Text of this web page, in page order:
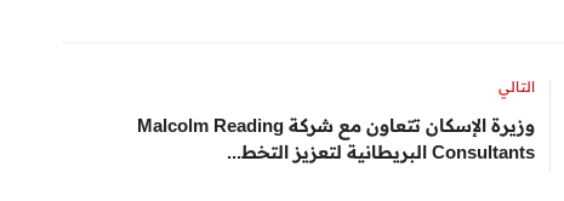
التالي
وزيرة الإسكان تتعاون مع شركة Malcolm Reading
Consultants البريطانية لتعزيز التخط...